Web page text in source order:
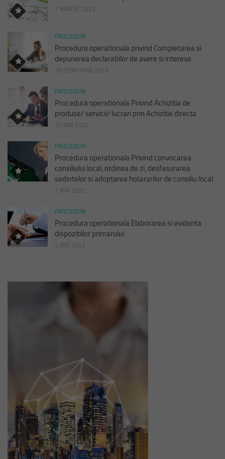
1 MARTIE 2023
PROCEDURI
Procedura operationala privind Completarea si
depunerea declaratiilor de avere si interese
28 FEBRUARIE 2023
PROCEDURI
Procedura operationala Privind Achizitia de
produse/ servicii/ lucrari prin Achizitie directa
10 MAI 2022
PROCEDURI
Procedura operationala Privind convocarea
consiliului local, ordinea de zi, desfasurarea
sedintelor si adoptarea hotararilor de consiliu local
2 MAI 2022
PROCEDURI
Procedura operationala Elaborarea si evidenta
dispozitiilor primarului
2 MAI 2022